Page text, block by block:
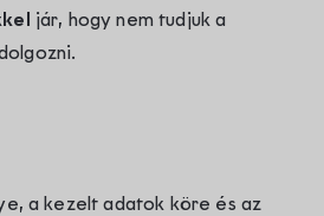
jár, hogy nem tudjuk a
a kezelt adatok köre és az